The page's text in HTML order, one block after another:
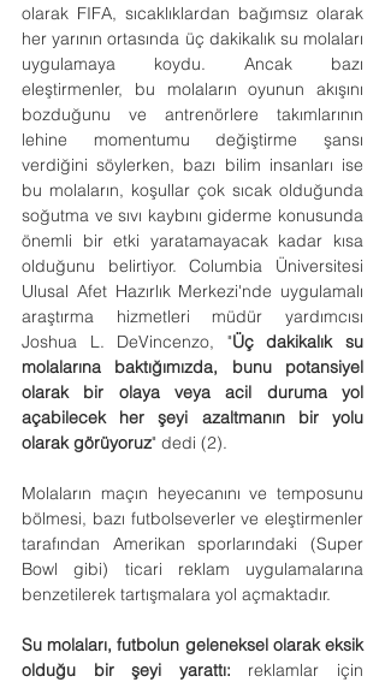
olarak FIFA, sıcaklıklardan bağımsız olarak
her yarının ortasında üç dakikalık su molaları
uygulamaya koydu. Ancak bazı
eleştirmenler, bu molaların oyunun akışını
bozduğunu ve antrenörlere takımlarının
lehine momentumu değiştirme şansı
verdiğini söylerken, bazı bilim insanları ise
bu molaların, koşullar çok sıcak olduğunda
soğutma ve sıvı kaybını giderme konusunda
önemli bir etki yaratamayacak kadar kısa
olduğunu belirtiyor. Columbia Üniversitesi
Ulusal Afet Hazırlık Merkezi'nde uygulamalı
araştırma hizmetleri müdür yardımcısı
Joshua L. DeVincenzo, "Üç dakikalık su
molalarına baktığımızda, bunu potansiyel
olarak bir olaya veya acil duruma yol
açabilecek her şeyi azaltmanın bir yolu
olarak görüyoruz" dedi (2).
Molaların maçın heyecanını ve temposunu
bölmesi, bazı futbolseverler ve eleştirmenler
tarafından Amerikan sporlarındaki (Super
Bowl gibi) ticari reklam uygulamalarına
benzetilerek tartışmalara yol açmaktadır.
Su molaları, futbolun geleneksel olarak eksik
olduğu bir şeyi yarattı: reklamlar için